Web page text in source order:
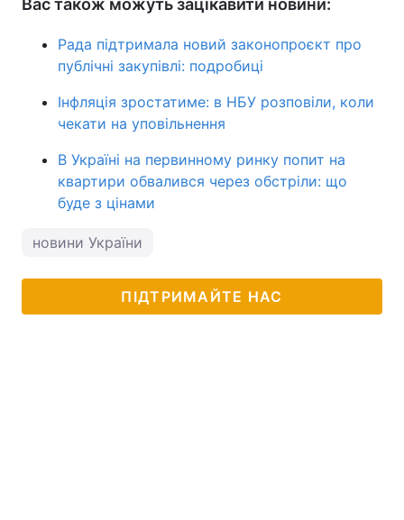
Вас також можуть зацікавити новини:
Рада підтримала новий законопроєкт про
публічні закупівлі: подробиці
Інфляція зростатиме: в НБУ розповіли, коли
чекати на уповільнення
В Україні на первинному ринку попит на
квартири обвалився через обстріли: що
буде з цінами
новини України
ПІДТРИМАЙТЕ НАС